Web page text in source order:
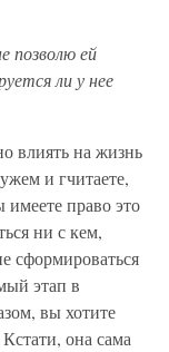
позволю ей
ли у нее
влиять на жизнь
и гчитаете,
имеете право это
ни с кем,
сформироваться
этап в
вы хотите
она сама